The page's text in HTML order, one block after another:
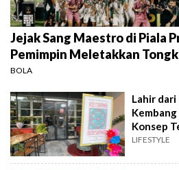
Jejak Sang Maestro di Piala
Pemimpin Meletakkan
BOLA
Lahir
Konsep
LIFESTYLE